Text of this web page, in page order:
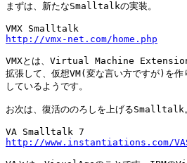
まずは、新たなSmalltalkの実装。
http://vmx-net.com/home.php
VMXとは、Virtual Machine Extension
拡張して、仮想VM(変な言い方ですが)を
しているようです。
お次は、復活ののろしを上げるSmalltalk
http://www.instantiations.com/